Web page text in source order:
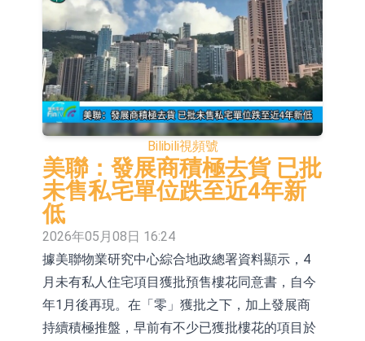
海"系列智算模組 系列產品基於國產
CPU與GPU構建
【異動股】醫療研發外包板塊拉升，
博騰股份(300363.CN)漲20.02%
日韓股市收盤雙雙下跌
依米康：海外交付以東南亞、中東市
場為主 並已取得歐美相關認證
上交所：財通多策略福鑫定期開放靈
活配置混合型發起式證券投資基金臨
時停牌
上交所：景順長城全球半導體芯片產
業股票型證券投資基金臨時停牌
【異動股】港股跌幅榜前十，卡森國
際(00496.HK)跌22.40%，九福來
(08611.HK)跌21.01%
【異動股】港股漲幅榜前十，拿森科
技(02261.HK)漲+75.05%，辰興發展
(02286.HK)漲+64.91%
神火股份：新疆神火鋁水轉化率已
100%
【異動股】焦炭Ⅲ板塊下挫，陝西黑
貓(601015.CN)跌8.38%
浙江證監局對財通證券股份有限公司
Bilibili視頻號
美聯：發展商積極去貨 已批
未售私宅單位跌至近4年新
低
2026年05月08日 16:24
據美聯物業研究中心綜合地政總署資料顯示，4
月未有私人住宅項目獲批預售樓花同意書，自今
年1月後再現。在「零」獲批之下，加上發展商
持續積極推盤，早前有不少已獲批樓花的項目於